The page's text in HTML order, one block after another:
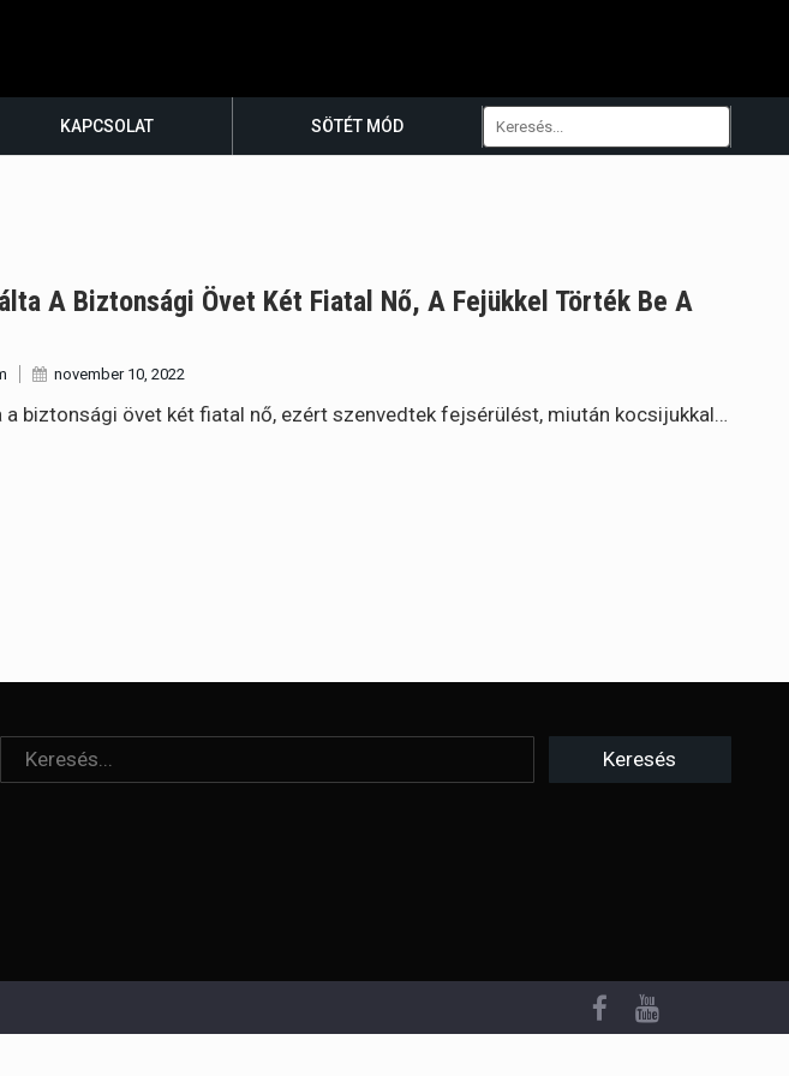
KAPCSOLAT SÖTÉT MÓD
A Biztonsági Övet Két Fiatal Nő, A Fejükkel Törték Be A
november 10, 2022
a biztonsági övet két fiatal nő, ezért szenvedtek fejsérülést, miután kocsijukkal…